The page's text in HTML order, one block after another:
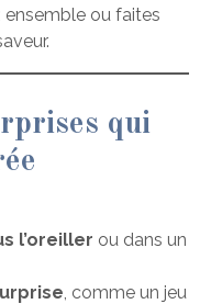
ensemble ou faites
qui
l’oreiller ou dans un
, comme un jeu